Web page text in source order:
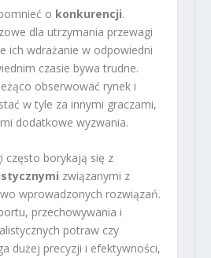
o konkurencji.
dla utrzymania przewagi
ich wdrażanie w odpowiedni
czasie bywa trudne.
obserwować rynek i
w tyle za innymi graczami,
dodatkowe wyzwania.
często borykają się z
związanymi z
wprowadzonych rozwiązań.
przechowywania i
potraw czy
dużej precyzji i efektywności,